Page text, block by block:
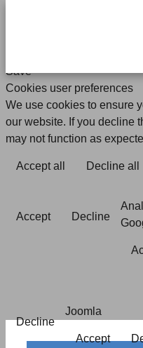
Save
Cookies user preferences
We use cookies to ensure
our website. If you decline
may not function as
Accept all Decline all
Accept Decline
Decline
Joomla
Accept